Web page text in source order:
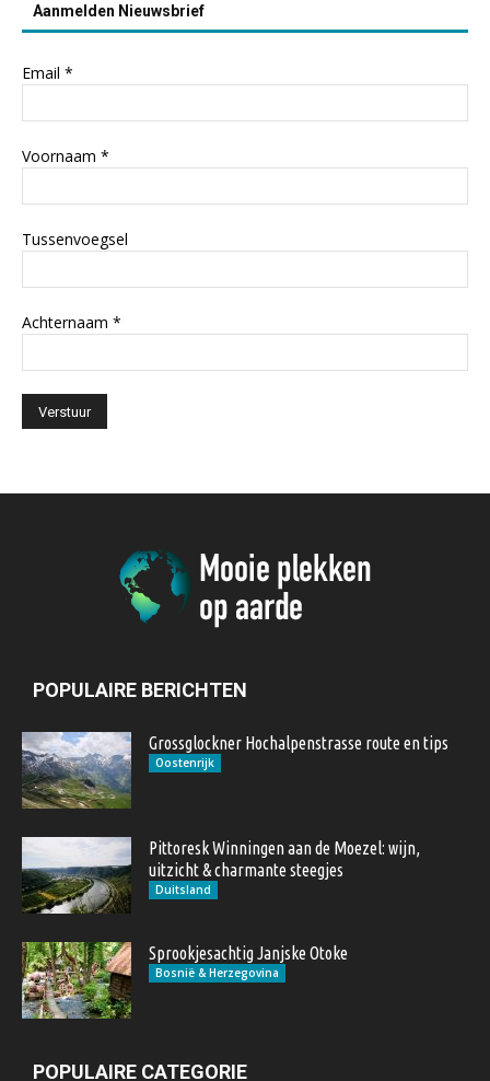
Aanmelden Nieuwsbrief
Email *
Voornaam *
Tussenvoegsel
Achternaam *
POPULAIRE BERICHTEN
Grossglockner Hochalpenstrasse route en tips
Oostenrijk
Pittoresk Winningen aan de Moezel: wijn,
uitzicht & charmante steegjes
Duitsland
Sprookjesachtig Janjske Otoke
Bosnië & Herzegovina
POPULAIRE CATEGORIE